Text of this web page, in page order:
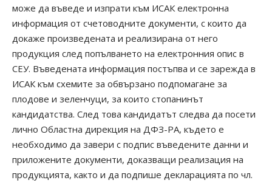
може да въведе и изпрати към ИСАК електронна
информация от счетоводните документи, с които да
докаже произведената и реализирана от него
продукция след попълването на електронния опис в
СЕУ. Въведената информация постъпва и се зарежда в
ИСАК към схемите за обвързано подпомагане за
плодове и зеленчуци, за които стопанинът
кандидатства. След това кандидатът следва да посети
лично Областна дирекция на ДФЗ-РА, където е
необходимо да завери с подпис въведените данни и
приложените документи, доказващи реализация на
продукцията, както и да подпише декларацията по чл.